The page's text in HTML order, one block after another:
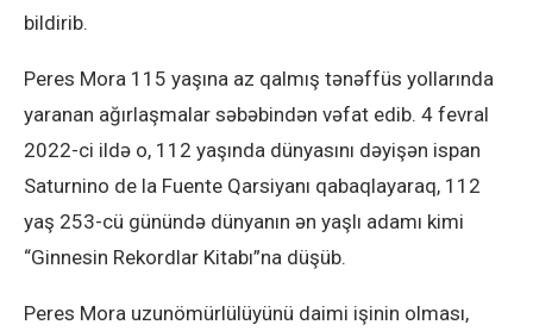
bildirib.
Peres Mora 115 yaşına az qalmış tənəffüs yollarında
yaranan ağırlaşmalar səbəbindən vəfat edib. 4 fevral
2022-ci ildə o, 112 yaşında dünyasını dəyişən ispan
Saturnino de la Fuente Qarsiyanı qabaqlayaraq, 112
yaş 253-cü günündə dünyanın ən yaşlı adamı kimi
“Ginnesin Rekordlar Kitabı”na düşüb.
Peres Mora uzunömürlülüyünü daimi işinin olması,